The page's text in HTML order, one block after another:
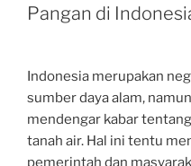
Pangan di
Indonesia merupakan
sumber daya alam,
mendengar kabar
tanah air. Hal ini tentu
pemerintah dan